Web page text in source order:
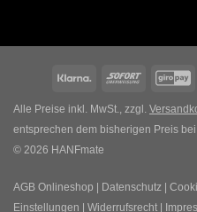
Klarna Sofort
Alle Preise inkl. MwSt., zzgl.
entsprechen dem bisherigen Preis
© 2026 HANFmate
AGB Onlineshop Datenschutz
Einstellungen
Widerrufsrecht